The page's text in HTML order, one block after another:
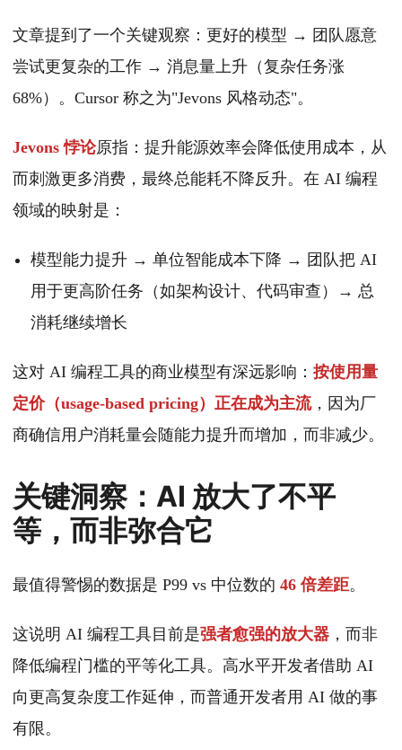
文章提到了一个关键观察：更好的模型 → 团队愿意
尝试更复杂的工作 → 消息量上升（复杂任务涨
68%）。Cursor 称之为"Jevons 风格动态"。
Jevons 悖论原指：提升能源效率会降低使用成本，从
而刺激更多消费，最终总能耗不降反升。在 AI 编程
领域的映射是：
模型能力提升 → 单位智能成本下降 → 团队把 AI
用于更高阶任务（如架构设计、代码审查）→ 总
消耗继续增长
这对 AI 编程工具的商业模型有深远影响： 按使用量
定价（usage-based pricing）正在成为主流，因为厂
商确信用户消耗量会随能力提升而增加，而非减少。
关键洞察：AI 放大了不平
等，而非弥合它
最值得警惕的数据是 P99 vs 中位数的 46 倍差距。
这说明 AI 编程工具目前是强者愈强的放大器 ，而非
降低编程门槛的平等化工具。高水平开发者借助 AI
向更高复杂度工作延伸，而普通开发者用 AI 做的事
有限。